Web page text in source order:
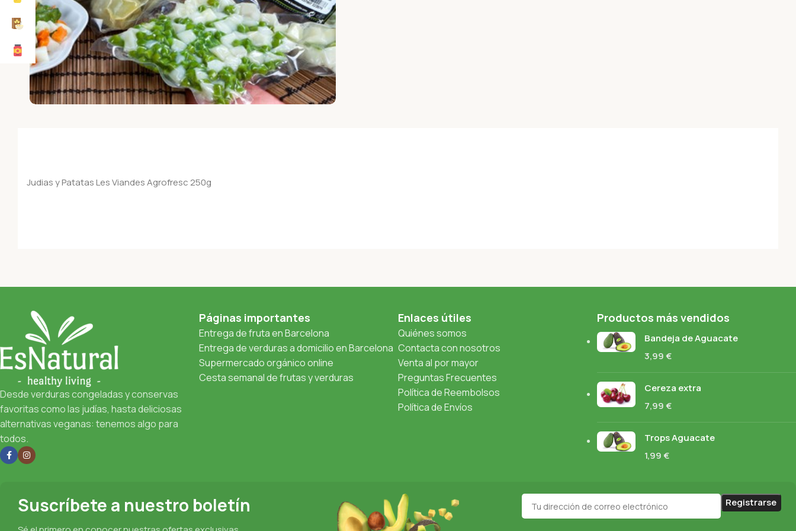
Judias y Patatas Les Viandes Agrofresc 250g
Desde verduras congeladas y conservas
favoritas como las judías, hasta deliciosas
alternativas veganas: tenemos algo para
todos.
Páginas importantes
Entrega de fruta en Barcelona
Entrega de verduras a domicilio en Barcelona
Supermercado orgánico online
Cesta semanal de frutas y verduras
Enlaces útiles
Quiénes somos
Contacta con nosotros
Venta al por mayor
Preguntas Frecuentes
Política de Reembolsos
Política de Envíos
Productos más vendidos
Bandeja de Aguacate
3,99€
Cereza extra
7,99€
Trops Aguacate
1,99€
Suscríbete a nuestro boletín